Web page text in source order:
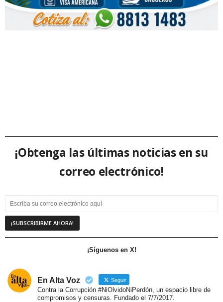
¡Obtenga las últimas noticias en su
correo electrónico!
¡Síguenos en X!
En Alta Voz Seguir
Contra la Corrupción #NiOlvidoNiPerdón, un espacio libre de
compromisos y censuras. Fundado el 7/7/2017.